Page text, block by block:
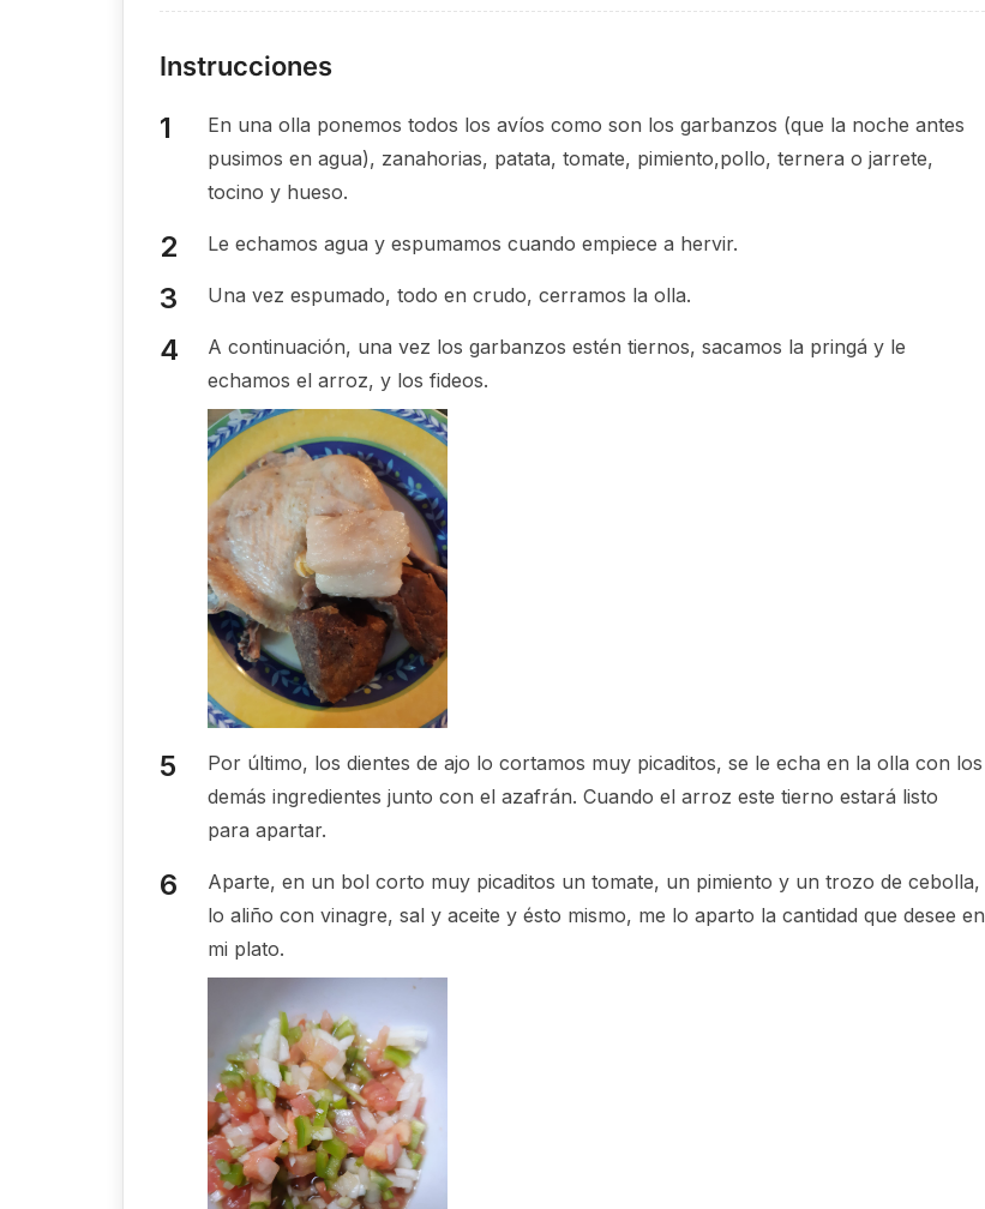
Instrucciones
En una olla ponemos todos los avíos como son los garbanzos (que la noche antes
pusimos en agua), zanahorias, patata, tomate, pimiento,pollo, ternera o jarrete,
tocino y hueso.
Le echamos agua y espumamos cuando empiece a hervir.
Una vez espumado, todo en crudo, cerramos la olla.
A continuación, una vez los garbanzos estén tiernos, sacamos la pringá y le
echamos el arroz, y los fideos.
Por último, los dientes de ajo lo cortamos muy picaditos, se le echa en la olla con los
demás ingredientes junto con el azafrán. Cuando el arroz este tierno estará listo
para apartar.
Aparte, en un bol corto muy picaditos un tomate, un pimiento y un trozo de cebolla,
lo aliño con vinagre, sal y aceite y ésto mismo, me lo aparto la cantidad que desee en
mi plato.